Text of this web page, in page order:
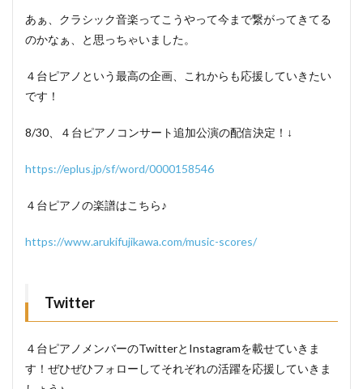
あぁ、クラシック音楽ってこうやって今まで繋がってきてる
のかなぁ、と思っちゃいました。
４台ピアノという最高の企画、これからも応援していきたい
です！
8/30、４台ピアノコンサート追加公演の配信決定！↓
https://eplus.jp/sf/word/0000158546
４台ピアノの楽譜はこちら♪
https://www.arukifujikawa.com/music-scores/
Twitter
４台ピアノメンバーのTwitterとInstagramを載せていきま
す！ぜひぜひフォローしてそれぞれの活躍を応援していきま